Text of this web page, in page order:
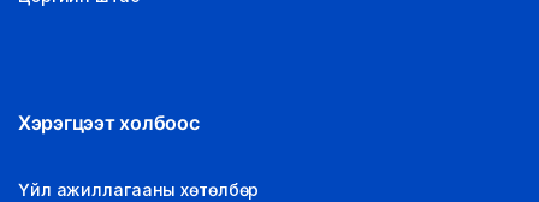
Хэрэгцээт холбоос
Үйл ажиллагааны хөтөлбөр